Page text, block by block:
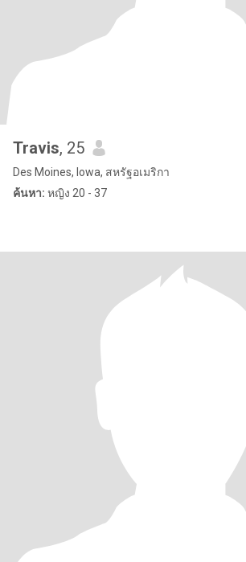
Travis, 25
Des Moines, Iowa, สหรัฐอเมริกา
ค้นหา: หญิง 20 - 37